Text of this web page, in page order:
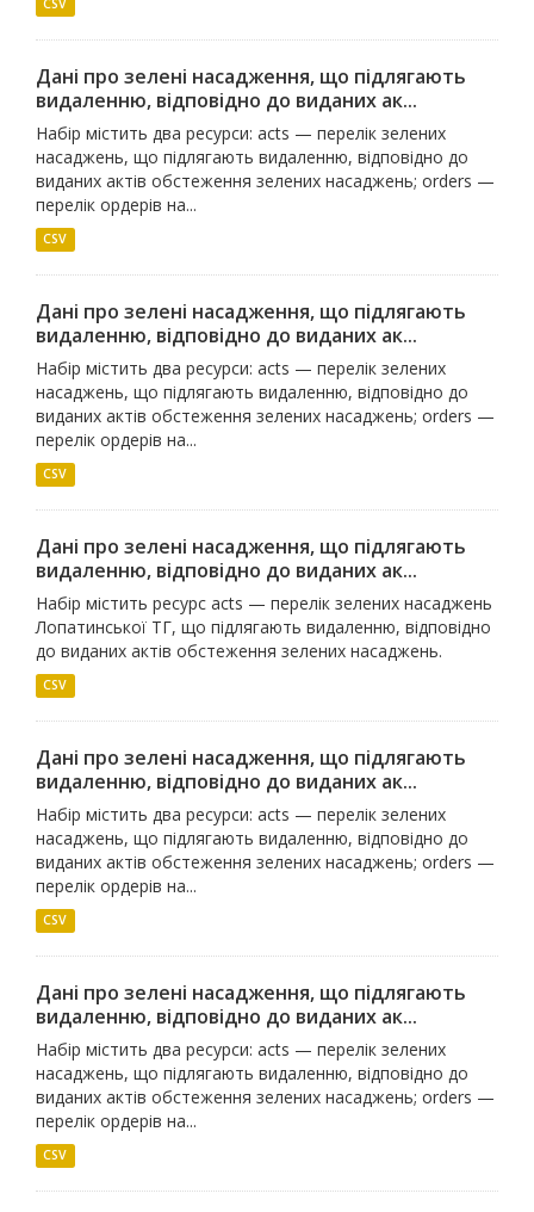
CSV
Дані про зелені насадження, що підлягають
видаленню, відповідно до виданих ак...
Набір містить два ресурси: acts — перелік зелених
насаджень, що підлягають видаленню, відповідно до
виданих актів обстеження зелених насаджень; orders —
перелік ордерів на...
CSV
Дані про зелені насадження, що підлягають
видаленню, відповідно до виданих ак...
Набір містить два ресурси: acts — перелік зелених
насаджень, що підлягають видаленню, відповідно до
виданих актів обстеження зелених насаджень; orders —
перелік ордерів на...
CSV
Дані про зелені насадження, що підлягають
видаленню, відповідно до виданих ак...
Набір містить ресурс acts — перелік зелених насаджень
Лопатинської ТГ, що підлягають видаленню, відповідно
до виданих актів обстеження зелених насаджень.
CSV
Дані про зелені насадження, що підлягають
видаленню, відповідно до виданих ак...
Набір містить два ресурси: acts — перелік зелених
насаджень, що підлягають видаленню, відповідно до
виданих актів обстеження зелених насаджень; orders —
перелік ордерів на...
CSV
Дані про зелені насадження, що підлягають
видаленню, відповідно до виданих ак...
Набір містить два ресурси: acts — перелік зелених
насаджень, що підлягають видаленню, відповідно до
виданих актів обстеження зелених насаджень; orders —
перелік ордерів на...
CSV